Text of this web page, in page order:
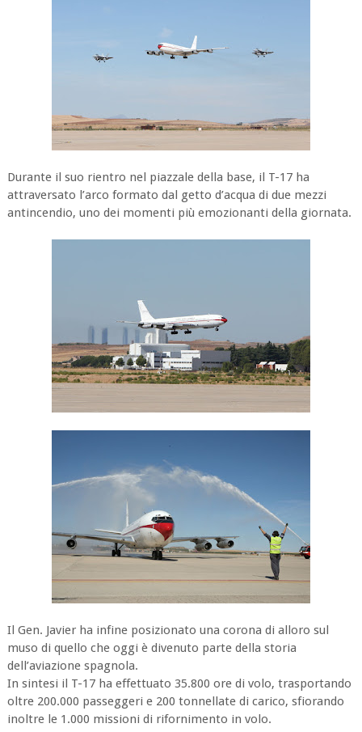
Durante il suo rientro nel piazzale della base, il T-17 ha
attraversato l’arco formato dal getto d’acqua di due mezzi
antincendio, uno dei momenti più emozionanti della giornata.
Il Gen. Javier ha infine posizionato una corona di alloro sul
muso di quello che oggi è divenuto parte della storia
dell’aviazione spagnola.
In sintesi il T-17 ha effettuato 35.800 ore di volo, trasportando
oltre 200.000 passeggeri e 200 tonnellate di carico, sfiorando
inoltre le 1.000 missioni di rifornimento in volo.